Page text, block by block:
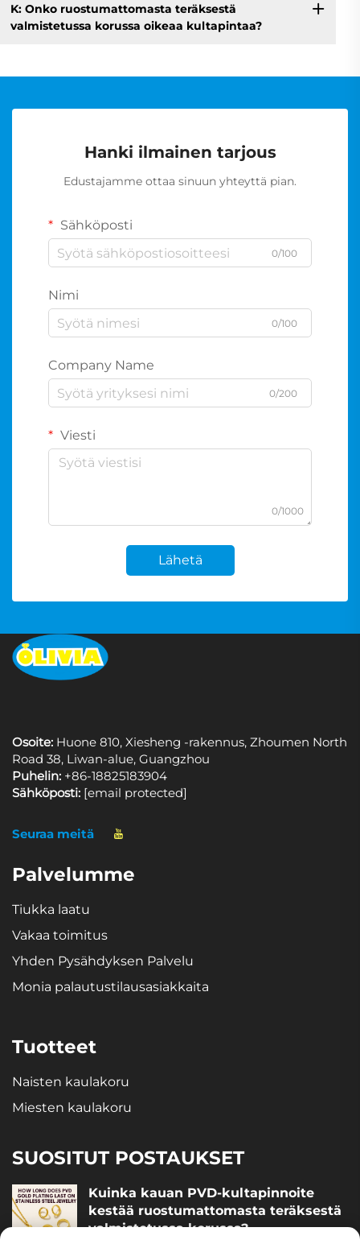
K: Onko ruostumattomasta teräksestä
valmistetussa korussa oikeaa kultapintaa?
Hanki ilmainen tarjous
Edustajamme ottaa sinuun yhteyttä pian.
Sähköposti
0/100
Nimi
0/100
Company Name
0/200
Viesti
0/1000
Lähetä
Osoite: Huone 810, Xiesheng -rakennus, Zhoumen North
Road 38, Liwan-alue, Guangzhou
Puhelin: +86-18825183904
Sähköposti: [email protected]
Seuraa meitä
Palvelumme
Tiukka laatu
Vakaa toimitus
Yhden Pysähdyksen Palvelu
Monia palautustilausasiakkaita
Tuotteet
Naisten kaulakoru
Miesten kaulakoru
SUOSITUT POSTAUKSET
Kuinka kauan PVD-kultapinnoite
kestää ruostumattomasta teräksestä
valmistetussa korussa?